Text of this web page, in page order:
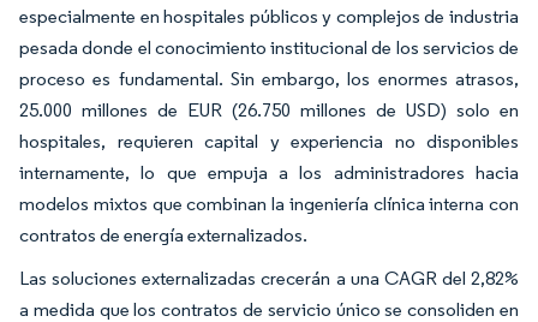
especialmente en hospitales públicos y complejos de industria
pesada donde el conocimiento institucional de los servicios de
proceso es fundamental. Sin embargo, los enormes atrasos,
25.000 millones de EUR (26.750 millones de USD) solo en
hospitales, requieren capital y experiencia no disponibles
internamente, lo que empuja a los administradores hacia
modelos mixtos que combinan la ingeniería clínica interna con
contratos de energía externalizados.
Las soluciones externalizadas crecerán a una CAGR del 2,82%
a medida que los contratos de servicio único se consoliden en